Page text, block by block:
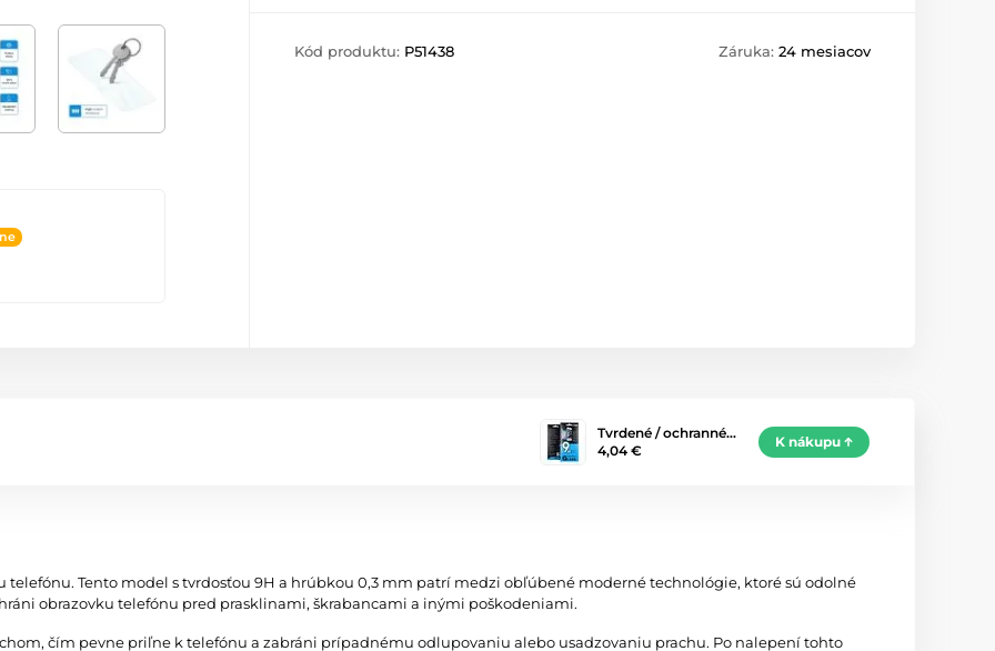
Kód produktu: P51438 Záruka: 24 mesiacov
Tvrdené / ochranné…
4,04 €
K nákupu
Tento model s tvrdosťou 9H a hrúbkou 0,3 mm patrí medzi obľúbené moderné technológie, ktoré sú odolné
obrazovku telefónu pred prasklinami, škrabancami a inými poškodeniami.
čím pevne priľne k telefónu a zabráni prípadnému odlupovaniu alebo usadzovaniu prachu. Po nalepení tohto